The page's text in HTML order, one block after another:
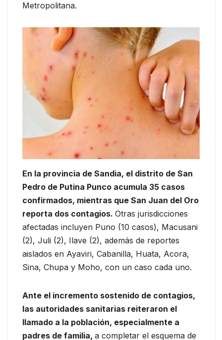
Metropolitana.
En la provincia de Sandia, el distrito de San
Pedro de Putina Punco acumula 35 casos
confirmados, mientras que San Juan del Oro
reporta dos contagios. Otras jurisdicciones
afectadas incluyen Puno (10 casos), Macusani
(2), Juli (2), Ilave (2), además de reportes
aislados en Ayaviri, Cabanilla, Huata, Acora,
Sina, Chupa y Moho, con un caso cada uno.
Ante el incremento sostenido de contagios,
las autoridades sanitarias reiteraron el
llamado a la población, especialmente a
padres de familia, a completar el esquema de